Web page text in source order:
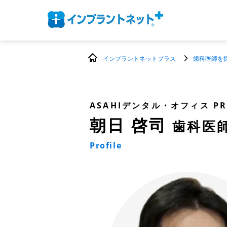
インプラントネットプラス 歯科医師を
ASAHIデンタル・オフィス
朝日 啓司歯科医
Profile